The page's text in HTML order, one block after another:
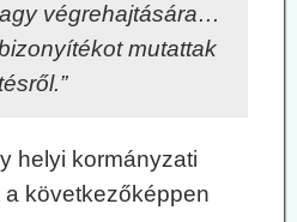
végrehajtására…
mutattak
helyi kormányzati
a következőképpen